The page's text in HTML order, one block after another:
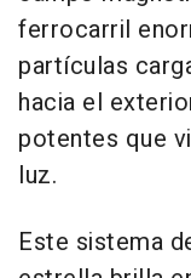
ferrocarril
partículas
hacia el
potentes que
luz.
Este sistema